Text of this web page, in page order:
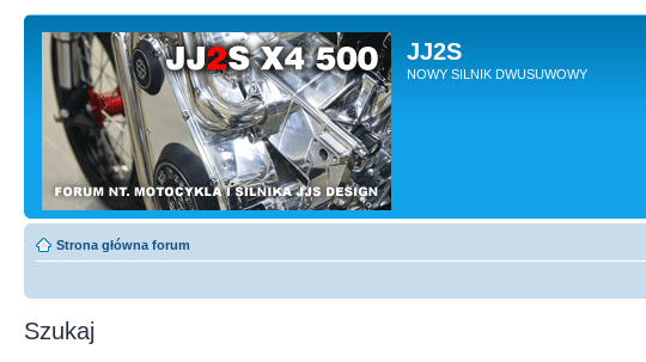
JJ2S
NOWY SILNIK DWUSUWOWY
Strona główna forum
Szukaj